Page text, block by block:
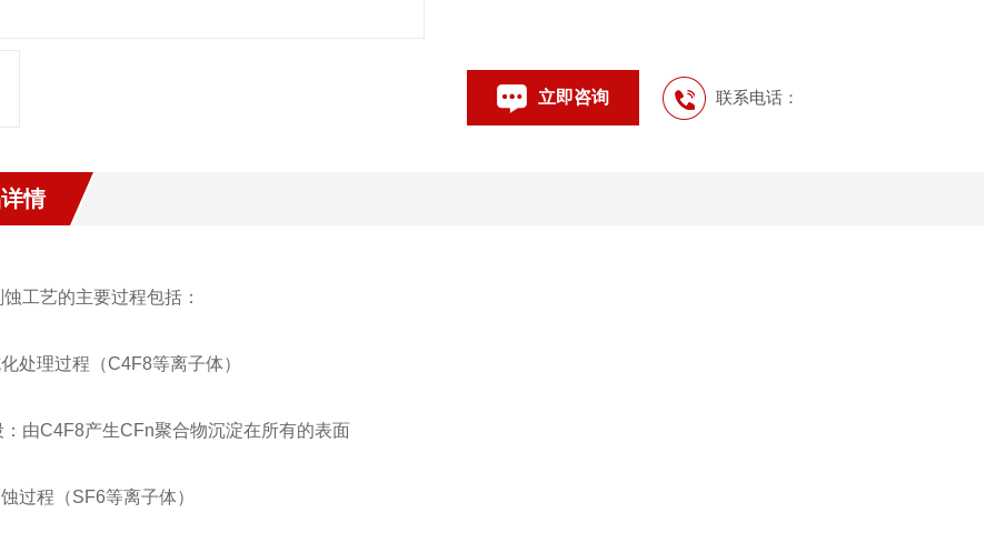
立即咨询 联系电话：
情
工艺的主要过程包括：
处理过程（C4F8等离子体）
：由C4F8产生CFn聚合物沉淀在所有的表面
过程（SF6等离子体）